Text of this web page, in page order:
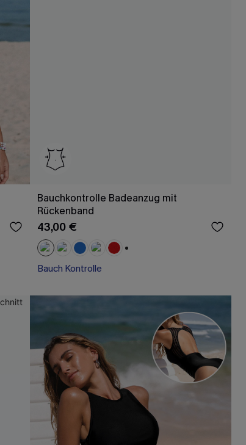
Bauchkontrolle Badeanzug mit
Rückenband
43,00 €
Bauch Kontrolle